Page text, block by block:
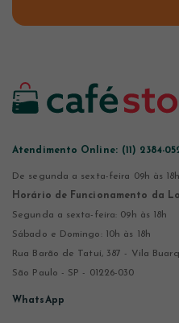
Atendimento Online: (11) 2384-
De segunda a sexta-feira 09h às 18h
Horário de Funcionamento da
Segunda a sexta-feira: 09h às 18h
Sábado e Domingo: 10h às 18h
Rua Barão de Tatuí, 387 - Vila
São Paulo - SP - 01226-030
WhatsApp